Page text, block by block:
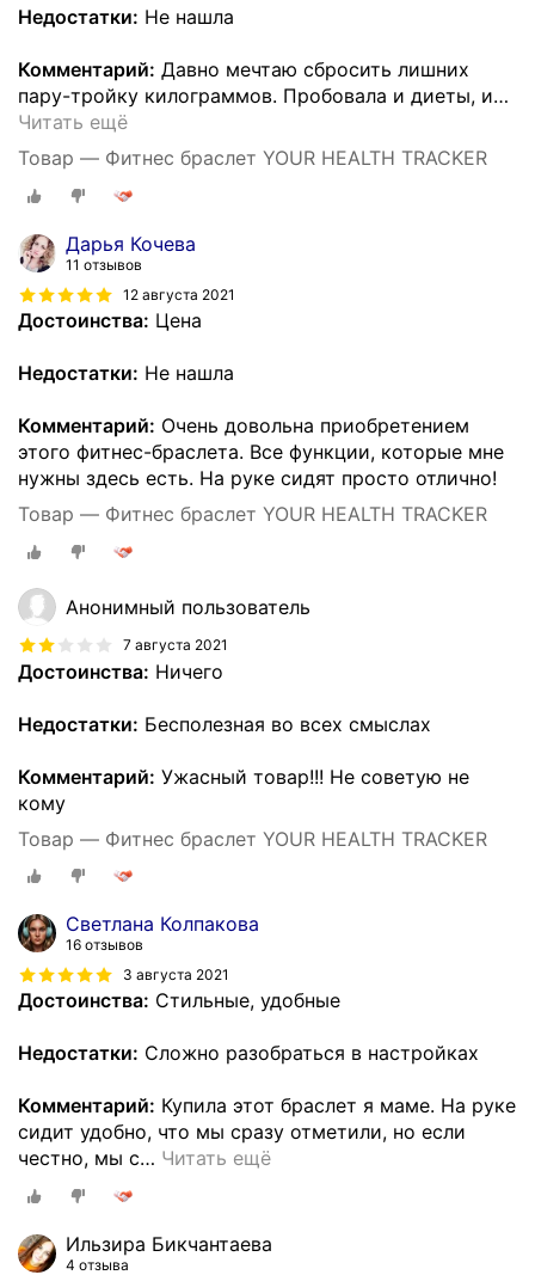
Недостатки: Не нашла
Комментарий: Давно мечтаю сбросить лишних
пару-тройку килограммов. Пробовала и диеты, и…
Читать ещё
Товар — Фитнес браслет YOUR HEALTH TRACKER
Дарья Кочева
11 отзывов
12 августа 2021
Достоинства: Цена
Недостатки: Не нашла
Комментарий: Очень довольна приобретением
этого фитнес-браслета. Все функции, которые мне
нужны здесь есть. На руке сидят просто отлично!
Товар — Фитнес браслет YOUR HEALTH TRACKER
Анонимный пользователь
7 августа 2021
Достоинства: Ничего
Недостатки: Бесполезная во всех смыслах
Комментарий: Ужасный товар!!! Не советую не
кому
Товар — Фитнес браслет YOUR HEALTH TRACKER
Светлана Колпакова
16 отзывов
3 августа 2021
Достоинства: Стильные, удобные
Недостатки: Сложно разобраться в настройках
Комментарий: Купила этот браслет я маме. На руке
сидит удобно, что мы сразу отметили, но если
честно, мы с… Читать ещё
Ильзира Бикчантаева
4 отзыва